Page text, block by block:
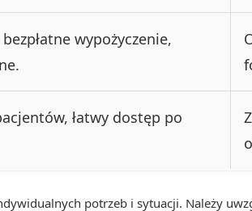
wypożyczenie,
łatwy dostęp po
potrzeb i sytuacji. Należy